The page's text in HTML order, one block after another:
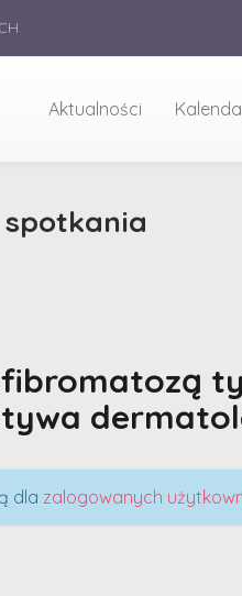
Aktualności
dla zalogowanych